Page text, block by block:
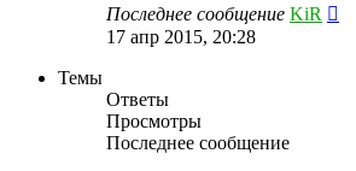
Последнее сообщение KiR
17 апр 2015, 20:28
Темы
Ответы
Просмотры
Последнее сообщение